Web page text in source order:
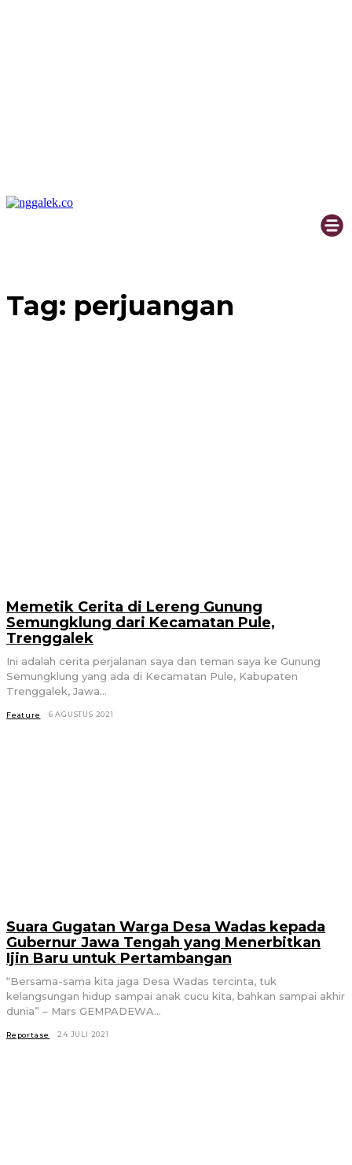
Tag: perjuangan
Memetik Cerita di Lereng Gunung
Semungklung dari Kecamatan Pule,
Trenggalek
Ini adalah cerita perjalanan saya dan teman saya ke Gunung
Semungklung yang ada di Kecamatan Pule, Kabupaten
Trenggalek, Jawa...
Feature 6 AGUSTUS 2021
Suara Gugatan Warga Desa Wadas kepada
Gubernur Jawa Tengah yang Menerbitkan
Ijin Baru untuk Pertambangan
“Bersama-sama kita jaga Desa Wadas tercinta, tuk
kelangsungan hidup sampai anak cucu kita, bahkan sampai akhir
dunia” – Mars GEMPADEWA...
Reportase 24 JULI 2021